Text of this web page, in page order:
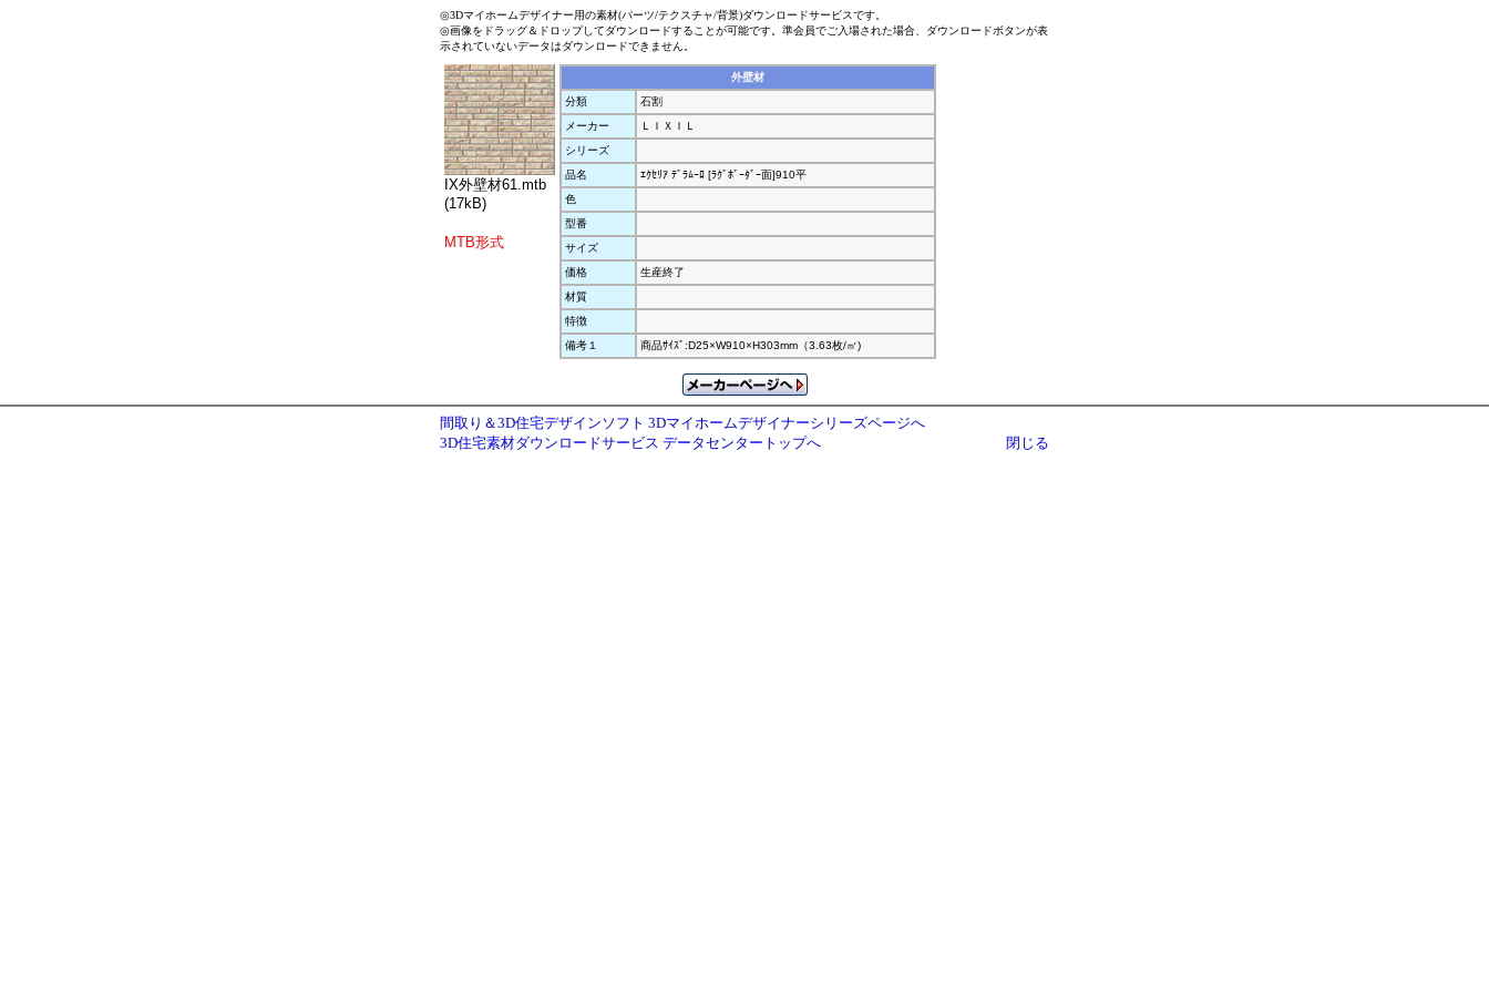
◎3Dマイホームデザイナー用の素材(パーツ/テクスチャ/背景)ダウンロードサービスです。
◎画像をドラッグ＆ドロップしてダウンロードすることが可能です。準会員でご入場された場合、ダウンロードボタンが表
示されていないデータはダウンロードできません。
IX外壁材61.mtb
(17kB)
MTB形式
外壁材
分類
石割
メーカー
ＬＩＸＩＬ
シリーズ
品名
ｴｸｾﾘｱ ﾃﾞﾗﾑｰﾛ [ﾗｸﾞﾎﾞｰﾀﾞｰ面]910平
色
型番
サイズ
価格
生産終了
材質
特徴
備考１
商品ｻｲｽﾞ:D25×W910×H303mm（3.63枚/㎡)
間取り＆3D住宅デザインソフト 3Dマイホームデザイナーシリーズページへ
3D住宅素材ダウンロードサービス データセンタートップへ
閉じる